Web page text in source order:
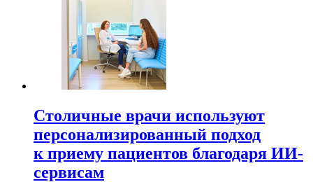
Столичные врачи используют
персонализированный подход
к приему пациентов благодаря ИИ-
сервисам